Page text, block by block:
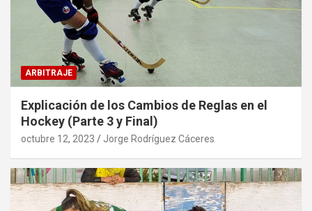
ARBITRAJE
Explicación de los Cambios de Reglas en el
Hockey (Parte 3 y Final)
octubre 12, 2023 Jorge Rodríguez Cáceres